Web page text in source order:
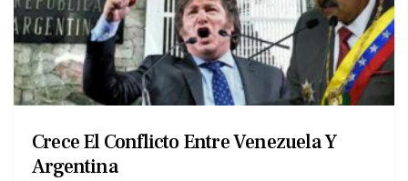
Crece El Conflicto Entre Venezuela Y
Argentina